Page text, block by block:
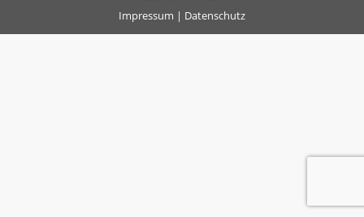
Impressum | Datenschutz